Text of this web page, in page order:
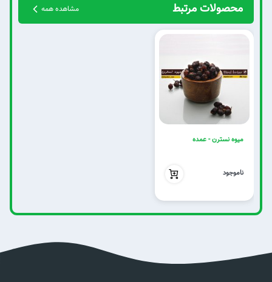
محصولات مرتبط مشاهده همه
میوه نسترن - عمده
ناموجود